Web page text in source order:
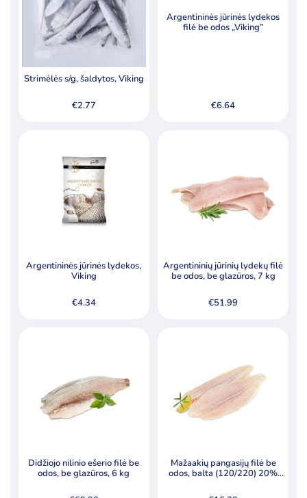
Šaldytos jūrų gėrybės, krabų lazdelės
Šaldytos uogos, vaisiai
Tešla, duonos ir pyrago gaminiai
Specialūs pasiūlymai
Strimėlės s/g, šaldytos, Viking
€2.77
Argentininės jūrinės lydekos
filė be odos „Viking”
€6.64
Argentininės jūrinės lydekos,
Viking
€4.34
Argentininių jūrinių lydekų filė
be odos, be glazūros, 7 kg
€51.99
Didžiojo nilinio ešerio filė be
odos, be glazūros, 6 kg
Mažaakių pangasijų filė be
odos, balta (120/220) 20%